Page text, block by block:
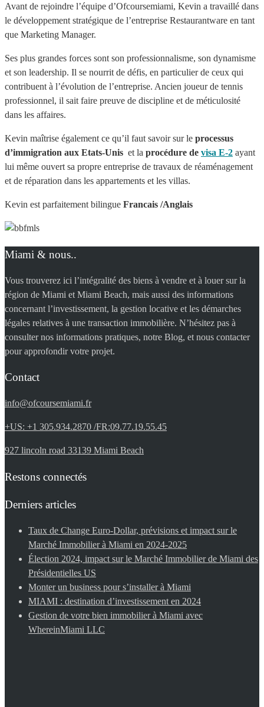
Avant de rejoindre l’équipe d’Ofcoursemiami, Kevin a travaillé dans
le développement stratégique de l’entreprise Restaurantware en tant
que Marketing Manager.
Ses plus grandes forces sont son professionnalisme, son dynamisme
et son leadership. Il se nourrit de défis, en particulier de ceux qui
contribuent à l’évolution de l’entreprise. Ancien joueur de tennis
professionnel, il sait faire preuve de discipline et de méticulosité
dans les affaires.
Kevin maîtrise également ce qu’il faut savoir sur le processus
d’immigration aux Etats-Unis et la procédure de visa E-2 ayant
lui même ouvert sa propre entreprise de travaux de réaménagement
et de réparation dans les appartements et les villas.
Kevin est parfaitement bilingue Francais /Anglais
Miami & nous..
Vous trouverez ici l’intégralité des biens à vendre et à louer sur la
région de Miami et Miami Beach, mais aussi des informations
concernant l’investissement, la gestion locative et les démarches
légales relatives à une transaction immobilière. N’hésitez pas à
consulter nos informations pratiques, notre Blog, et nous contacter
pour approfondir votre projet.
Contact
info@ofcoursemiami.fr
+US: +1 305.934.2870 /FR:09.77.19.55.45
927 lincoln road 33139 Miami Beach
Restons connectés
Derniers articles
Taux de Change Euro-Dollar, prévisions et impact sur le
Marché Immobilier à Miami en 2024-2025
Élection 2024, impact sur le Marché Immobilier de Miami des
Présidentielles US
Monter un business pour s’installer à Miami
MIAMI : destination d’investissement en 2024
Gestion de votre bien immobilier à Miami avec
WhereinMiami LLC